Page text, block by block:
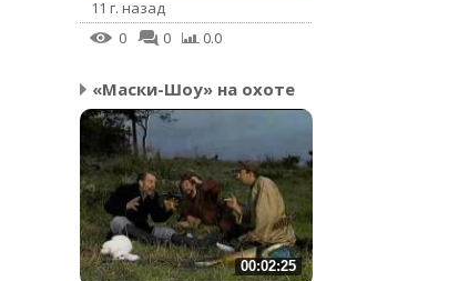
11 г. назад
0
0 0.0
«Маски-Шоу» на охоте
00:02:25